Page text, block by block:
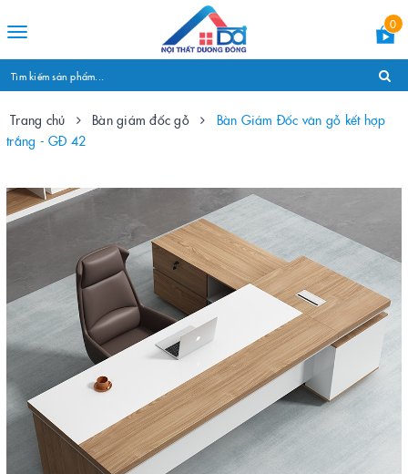
Toggle
0
Trang chủ Bàn giám đốc gỗ
Bàn Giám Đốc vân gỗ kết hợp
trắng - GĐ 42